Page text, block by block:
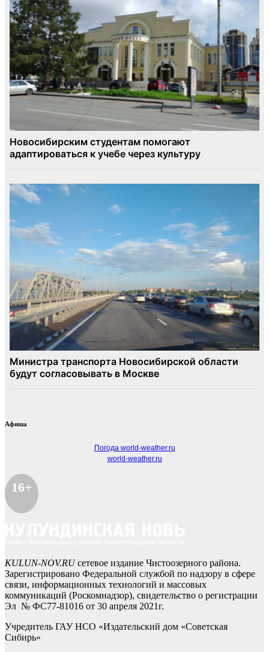
Афиша
Погода world-weather.ru
world-weather.ru
16+
KULUN-NOV.RUсетевое издание Чистоозерного района.
Зарегистрировано Федеральной службой по надзору в сфере
связи, информационных технологий и массовых
коммуникаций (Роскомнадзор), свидетельство о регистрации
Эл № ФС77-81016 от 30 апреля 2021г.
Учредитель ГАУ НСО «Издательский дом «Советская
Сибирь»